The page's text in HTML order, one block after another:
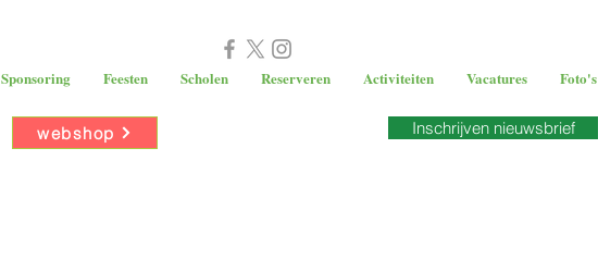
Sponsoring Feesten Scholen Reserveren Activiteiten Vacatures Foto's
webshop Inschrijven nieuwsbrief